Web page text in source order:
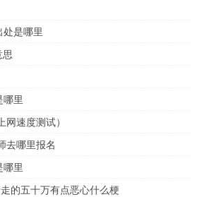
处是哪里
哪里
网速度测试）
去哪里报名
哪里
的五十万有点恶心什么梗